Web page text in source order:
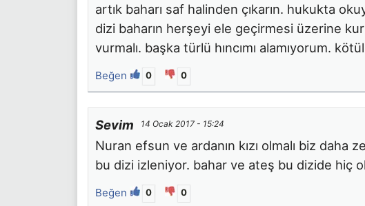
artık baharı saf halinden çıkarın. hukukta
dizi baharın herşeyi ele geçirmesi üzerine
vurmalı. başka türlü hıncımı alamıyorum.
Beğen 0 0
Sevim 14 Ocak 2017 - 15:24
Nuran efsun ve ardanın kızı olmalı biz
bu dizi izleniyor. bahar ve ateş bu dizide hiç
Beğen 0 0